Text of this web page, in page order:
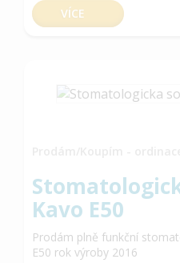
VÍCE
Kavo E50
Prodám plně funkční
E50 rok výroby 2016